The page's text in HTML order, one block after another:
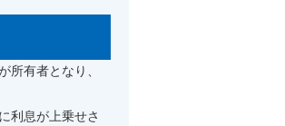
所有者となり、
利息が上乗せさ